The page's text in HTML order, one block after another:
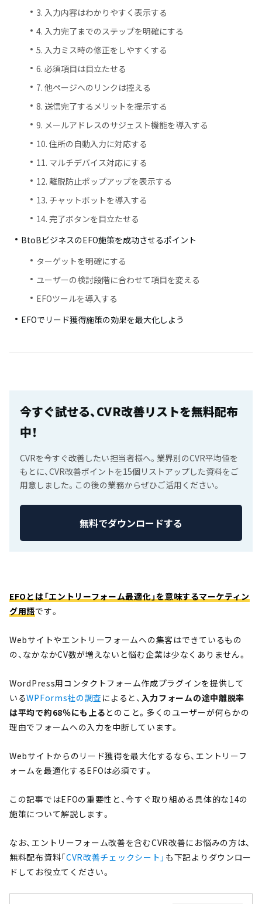
3. 入力内容はわかりやすく表示する
4. 入力完了までのステップを明確にする
5. 入力ミス時の修正をしやすくする
6. 必須項目は目立たせる
7. 他ページへのリンクは控える
8. 送信完了するメリットを提示する
9. メールアドレスのサジェスト機能を導入する
10. 住所の自動入力に対応する
11. マルチデバイス対応にする
12. 離脱防止ポップアップを表示する
13. チャットボットを導入する
14. 完了ボタンを目立たせる
BtoBビジネスのEFO施策を成功させるポイント
ターゲットを明確にする
ユーザーの検討段階に合わせて項目を変える
EFOツールを導入する
EFOでリード獲得施策の効果を最大化しよう
今すぐ試せる、CVR改善リストを無料配布
中！
CVRを今すぐ改善したい担当者様へ。業界別のCVR平均値を
もとに、CVR改善ポイントを15個リストアップした資料をご
用意しました。この後の業務からぜひご活用ください。
無料でダウンロードする
EFOとは「エントリーフォーム最適化」を意味するマーケティン
グ用語です。
Webサイトやエントリーフォームへの集客はできているもの
の、なかなかCV数が増えないと悩む企業は少なくありません。
WordPress用コンタクトフォーム作成プラグインを提供して
いるWPForms社の調査 によると、 入力フォームの途中離脱率
は平均で約68％にも上るとのこと。多くのユーザーが何らかの
理由でフォームへの入力を中断しています。
Webサイトからのリード獲得を最大化するなら、エントリーフ
ォームを最適化するEFOは必須です。
この記事ではEFOの重要性と、今すぐ取り組める具体的な14の
施策について解説します。
なお、エントリーフォーム改善を含むCVR改善にお悩みの方は、
無料配布資料「CVR改善チェックシート」 も下記よりダウンロー
ドしてお役立てください。